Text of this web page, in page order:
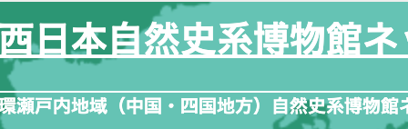
容
を
ス
キ